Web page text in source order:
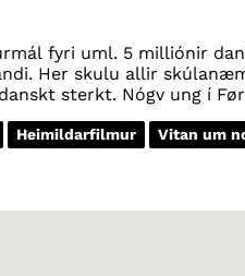
fyri uml. 5 milliónir
Her skulu allir
sterkt. Nógv ung í
móðurmál í týska
Heimildarfilmur Vitan um